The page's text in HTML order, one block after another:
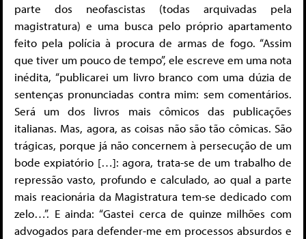
parte dos neofascistas (todas arquivadas pela
magistratura) e uma busca pelo próprio apartamento
feito pela polícia à procura de armas de fogo. “Assim
que tiver um pouco de tempo”, ele escreve em uma nota
inédita, “publicarei um livro branco com uma dúzia de
sentenças pronunciadas contra mim: sem comentários.
Será um dos livros mais cômicos das publicações
italianas. Mas, agora, as coisas não são tão cômicas. São
trágicas, porque já não concernem à persecução de um
bode expiatório […]: agora, trata-se de um trabalho de
repressão vasto, profundo e calculado, ao qual a parte
mais reacionária da Magistratura tem-se dedicado com
zelo…”. E ainda: “Gastei cerca de quinze milhões com
advogados para defender-me em processos absurdos e